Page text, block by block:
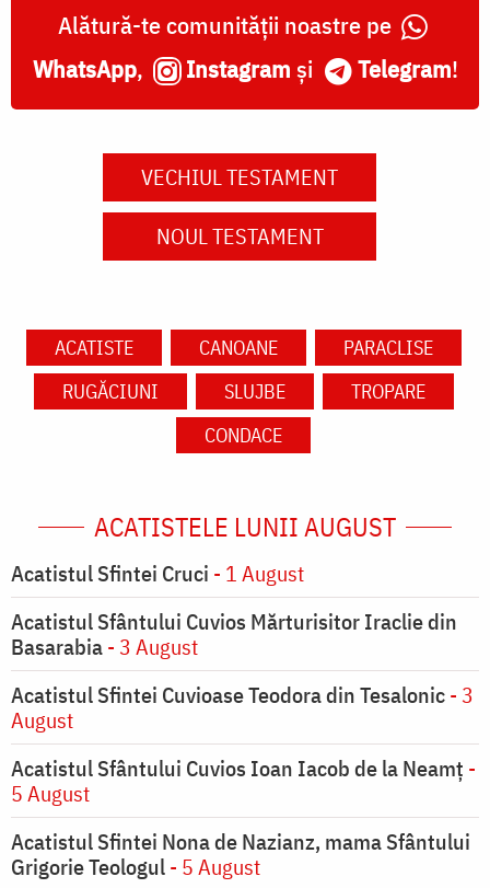
Alătură-te comunității noastre pe
WhatsApp, Instagram și Telegram!
VECHIUL TESTAMENT
NOUL TESTAMENT
ACATISTE CANOANE
PARACLISE
RUGĂCIUNI
SLUJBE
TROPARE
CONDACE
ACATISTELE LUNII AUGUST
Acatistul Sfintei Cruci - 1 August
Acatistul Sfântului Cuvios Mărturisitor Iraclie din
Basarabia- 3 August
Acatistul Sfintei Cuvioase Teodora din Tesalonic- 3
August
Acatistul Sfântului Cuvios Ioan Iacob de la Neamț -
5 August
Acatistul Sfintei Nona de Nazianz, mama Sfântului
Grigorie Teologul- 5 August